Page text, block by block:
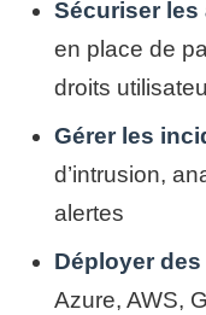
Sécuriser les
en place de
droits
Gérer les
d’intrusion,
alertes
Déployer
Azure, AWS,